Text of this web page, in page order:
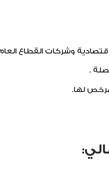
وشركات القطاع
.
لها.